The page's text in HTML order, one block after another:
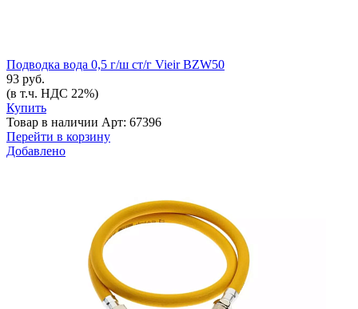
Подводка вода 0,5 г/ш ст/г Vieir BZW50
93 руб.
(в т.ч. НДС 22%)
Купить
Товар в наличии Арт: 67396
Перейти в корзину
Добавлено